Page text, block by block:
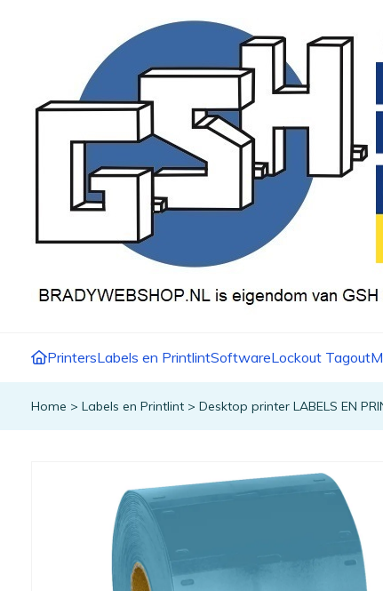
PrintersLabels en PrintlintSoftwareLockout Tagout
Home > Labels en Printlint > Desktop printer LABELS EN